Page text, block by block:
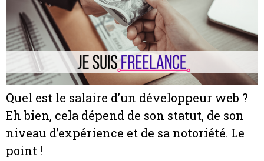
Quel est le salaire d’un développeur web ?
Eh bien, cela dépend de son statut, de son
niveau d’expérience et de sa notoriété. Le
point !